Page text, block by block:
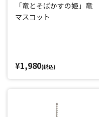
「竜とそばかすの姫」竜
マスコット
¥1,980(税込)